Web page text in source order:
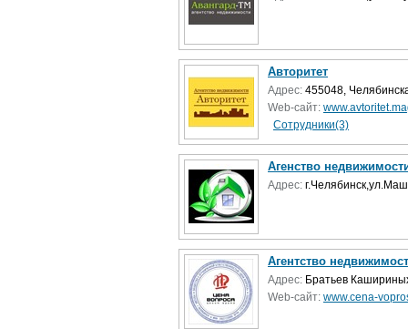
Авторитет
Адрес: 455048,
Web-сайт:
Сотрудники(3)
Агенство
Адрес:
Агентство
Адрес: Братьев
Web-сайт: www.cena-